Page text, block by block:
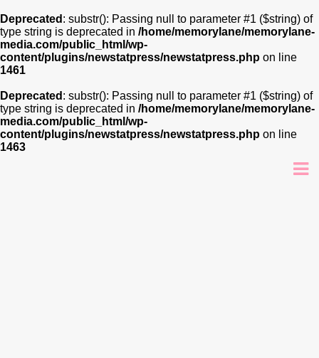
Deprecated : substr(): Passing null to parameter #1 ($string) of
type string is deprecated in /home/memorylane/memorylane-
media.com/public_html/wp-
content/plugins/newstatpress/newstatpress.php on line
1461
Deprecated : substr(): Passing null to parameter #1 ($string) of
type string is deprecated in /home/memorylane/memorylane-
media.com/public_html/wp-
content/plugins/newstatpress/newstatpress.php on line
1463